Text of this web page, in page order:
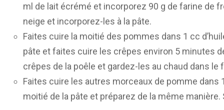
ml de lait écrémé et incorporez 90 g de farine de
neige et incorporez-les à la pâte.
Faites cuire la moitié des pommes dans 1 cc
pâte et faites cuire les crêpes environ 5 minutes
crêpes de la poêle et gardez-les au chaud dans le
Faites cuire les autres morceaux de pomme dans
moitié de la pâte et préparez de la même